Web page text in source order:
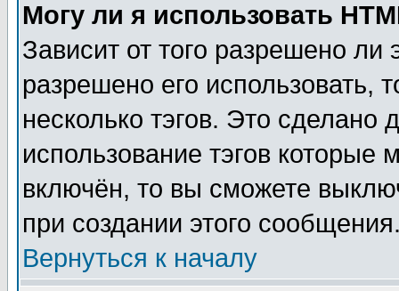
Могу ли я использовать
Зависит от того разрешено
разрешено его использовать,
несколько тэгов. Это сделано
использование тэгов
включён, то вы сможете
при создании этого
Вернуться к началу